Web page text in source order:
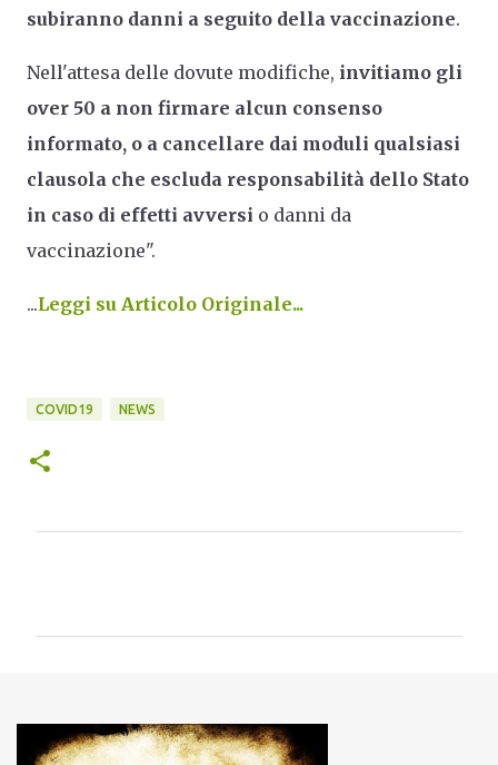
subiranno danni a seguito della vaccinazione.
Nell'attesa delle dovute modifiche, invitiamo gli
over 50 a non firmare alcun consenso
informato, o a cancellare dai moduli qualsiasi
clausola che escluda responsabilità dello Stato
in caso di effetti avversi o danni da
vaccinazione".
...Leggi su Articolo Originale...
COVID19 NEWS
n
t